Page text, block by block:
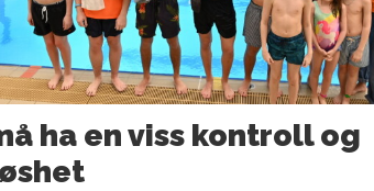
ha en viss kontroll og